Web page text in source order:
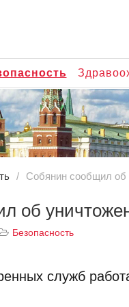
Собянин сообщил об
об
Безопасность
служб